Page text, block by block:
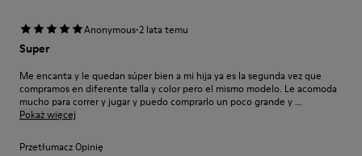
Anonymous·2 lata temu
Super
Me encanta y le quedan súper bien a mi hija ya es la segunda vez que
compramos en diferente talla y color pero el mismo modelo. Le acomoda
mucho para correr y jugar y puedo comprarlo un poco grande y ...
Pokaż więcej
Przetłumacz Opinię